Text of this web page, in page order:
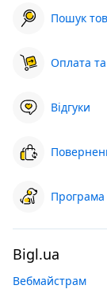
Пошук
Оплата
Відгуки
Програма
Bigl.ua
Вебмайстрам